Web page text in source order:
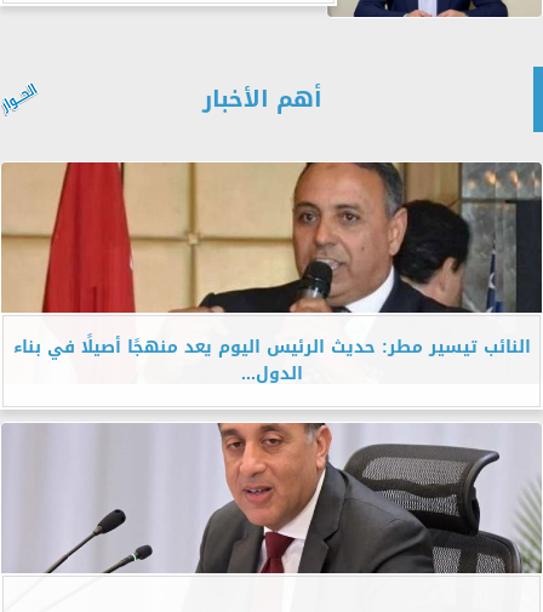
أهم الأخبار
النائب تيسير مطر: حديث الرئيس اليوم يعد منهجًا أصيلًا في بناء
الدول...